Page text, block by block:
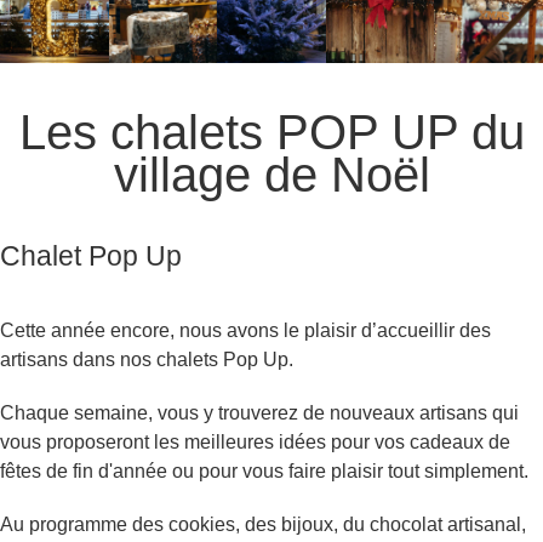
Les chalets POP UP du
village de Noël
Chalet Pop Up
Cette année encore, nous avons le plaisir d’accueillir des
artisans dans nos chalets Pop Up.
Chaque semaine, vous y trouverez de nouveaux artisans qui
vous proposeront les meilleures idées pour vos cadeaux de
fêtes de fin d'année ou pour vous faire plaisir tout simplement.
Au programme des cookies, des bijoux, du chocolat artisanal,